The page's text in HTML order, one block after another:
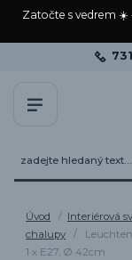
Zatočte s vedrem ☀️
Úvod Interiérová
chalupy
1 x E27, Ø 42cm